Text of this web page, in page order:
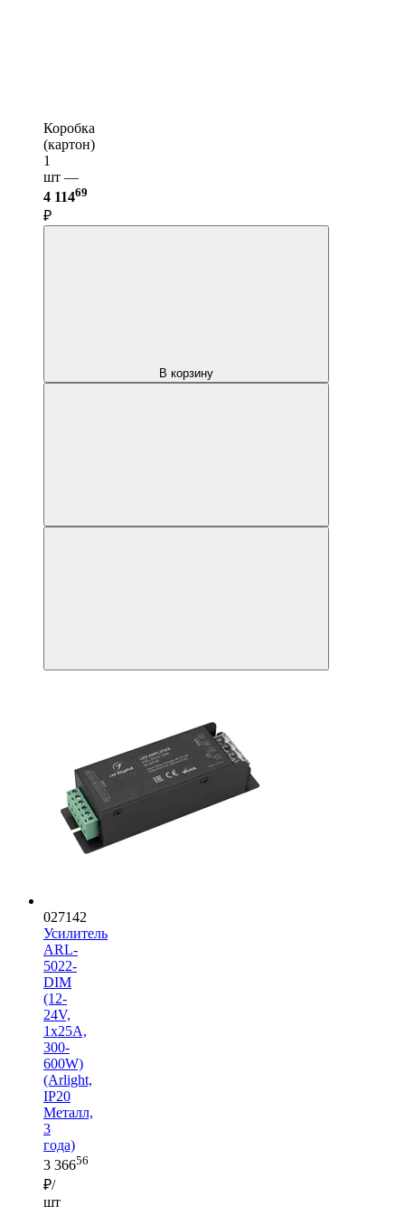
Коробка
(картон)
1
шт —
4 11469
₽
В корзину
027142
Усилитель
ARL-
5022-
DIM
(12-
24V,
1x25A,
300-
600W)
(Arlight,
IP20
Металл,
3
года)
3 36656
₽/
шт